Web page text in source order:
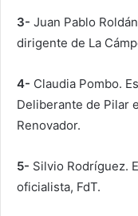
3- Juan Pablo
dirigente de La
4- Claudia Pombo.
Deliberante de Pilar
Renovador.
5- Silvio Rodríguez.
oficialista, FdT.